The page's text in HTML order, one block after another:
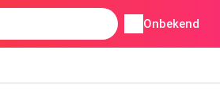
Onbekend